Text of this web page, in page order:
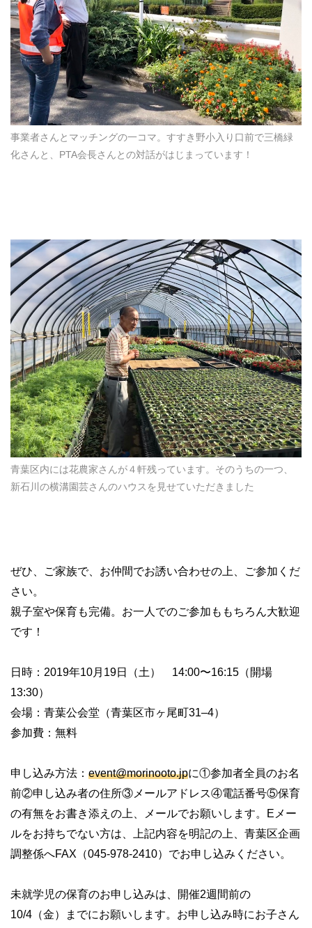
事業者さんとマッチングの一コマ。すすき野小入り口前で三橋緑
化さんと、PTA会長さんとの対話がはじまっています！
青葉区内には花農家さんが４軒残っています。そのうちの一つ、
新石川の横溝園芸さんのハウスを見せていただきました
ぜひ、ご家族で、お仲間でお誘い合わせの上、ご参加くだ
さい。
親子室や保育も完備。お一人でのご参加ももちろん大歓迎
です！
日時：2019年10月19日（土） 14:00〜16:15（開場
13:30）
会場：青葉公会堂（青葉区市ヶ尾町31–4）
参加費：無料
申し込み方法： event@morinooto.jpに①参加者全員のお名
前②申し込み者の住所③メールアドレス④電話番号⑤保育
の有無をお書き添えの上、メールでお願いします。Eメー
ルをお持ちでない方は、上記内容を明記の上、青葉区企画
調整係へFAX（045-978-2410）でお申し込みください。
未就学児の保育のお申し込みは、開催2週間前の
10/4（金）までにお願いします。お申し込み時にお子さん